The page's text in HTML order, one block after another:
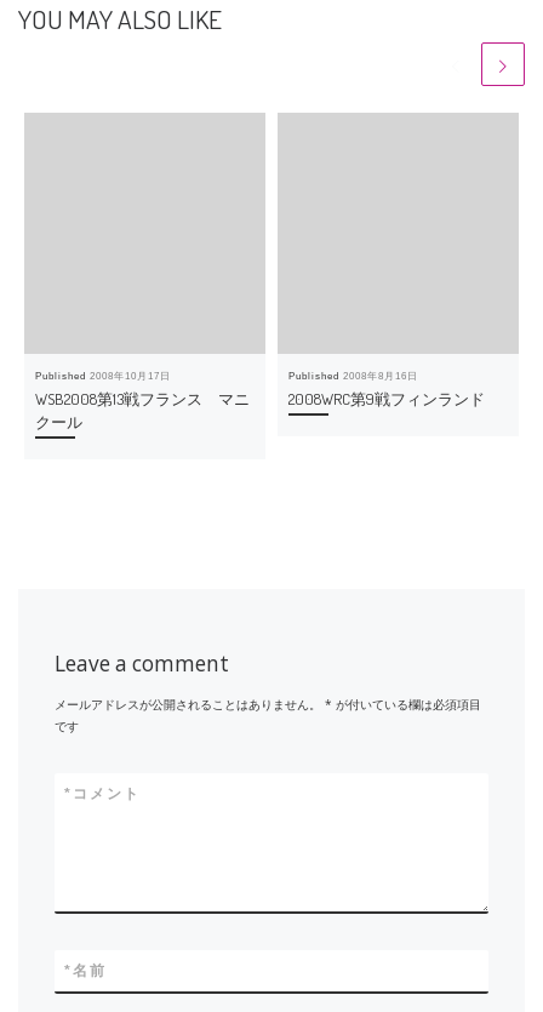
YOU MAY ALSO LIKE
Published2008年10月17日
WSB2008第13戦フランス マニ
クール
Published2008年8月16日
2008WRC第9戦フィンランド
Leave a comment
メールアドレスが公開されることはありません。 * が付いている欄は必須項目
です
コメント
*
名前
*